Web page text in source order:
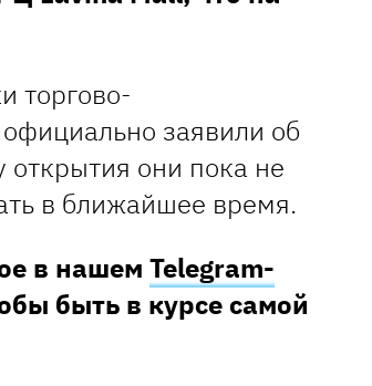
торгово-
заявили об
они пока не
в ближайшее время.
в нашем Telegram-
быть в курсе самой